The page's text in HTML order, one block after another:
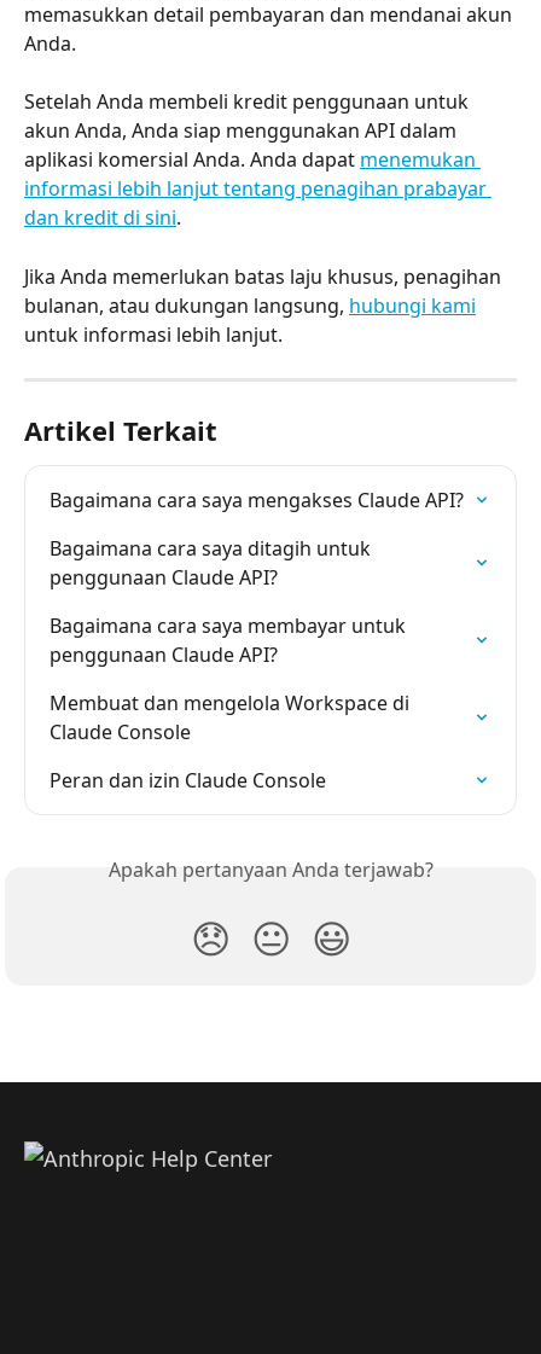
memasukkan detail pembayaran dan mendanai akun
Anda.
Setelah Anda membeli kredit penggunaan untuk
akun Anda, Anda siap menggunakan API dalam
aplikasi komersial Anda. Anda dapat menemukan
informasi lebih lanjut tentang penagihan prabayar
dan kredit di sini.
Jika Anda memerlukan batas laju khusus, penagihan
bulanan, atau dukungan langsung, hubungi kami
untuk informasi lebih lanjut.
Artikel Terkait
Bagaimana cara saya mengakses Claude API?
Bagaimana cara saya ditagih untuk
penggunaan Claude API?
Bagaimana cara saya membayar untuk
penggunaan Claude API?
Membuat dan mengelola Workspace di
Claude Console
Peran dan izin Claude Console
Apakah pertanyaan Anda terjawab?
😞 😐 😃